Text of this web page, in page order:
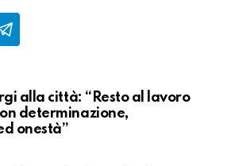
alla città: “Resto al lavoro
determinazione,
onestà”